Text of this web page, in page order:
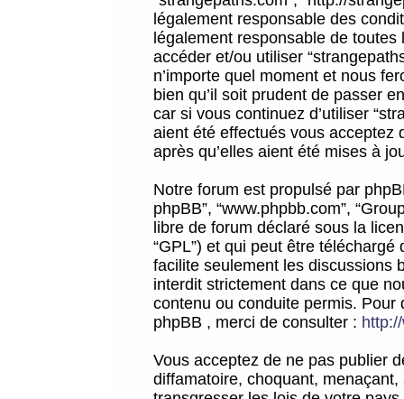
légalement responsable des
légalement responsable de
accéder et/ou utiliser
n’importe quel moment et nous
bien qu’il soit prudent de passer
car si vous continuez d’utiliser
aient été effectués vous acceptez
après qu’elles aient été mises à
Notre forum est propulsé par
phpBB”, “www.phpbb.com”,
libre de forum déclaré sous la
“GPL”) et qui peut être téléchargé
facilite seulement les discussions
interdit strictement dans ce que
contenu ou conduite permis.
phpBB , merci de consulter :
Vous acceptez de ne pas publier
diffamatoire, choquant,